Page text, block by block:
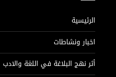
الرئيسية
اخبار ونشاطات
أثر نهج البلاغة في اللغة والادب